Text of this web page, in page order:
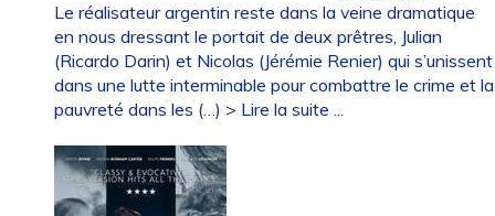
Le réalisateur argentin reste dans la veine dramatique
en nous dressant le portait de deux prêtres, Julian
(Ricardo Darin) et Nicolas (Jérémie Renier) qui s’unissent
dans une lutte interminable pour combattre le crime et la
pauvreté dans les (…) > Lire la suite ...